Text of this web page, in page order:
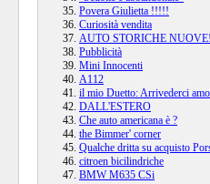
Povera Giulietta !!!!!
Curiosità vendita
AUTO STORICHE
Pubblicità
Mini Innocenti
A112
il mio Duetto: Arrivederci
DALL'ESTERO
Che auto americana è ?
the Bimmer' corner
Qualche dritta su acquisto
citroen bicilindriche
BMW M635 CSi